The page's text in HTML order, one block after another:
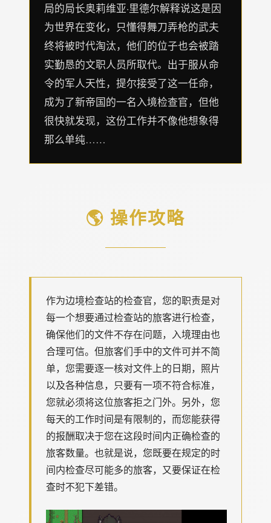
局的局长奥莉维亚·里德尔解释说这是因
为世界在变化，只懂得舞刀弄枪的武夫
终将被时代淘汰，他们的位子也会被踏
实勤恳的文职人员所取代。出于服从命
令的军人天性，提尔接受了这一任命，
成为了新帝国的一名入境检查官，但他
很快就发现，这份工作并不像他想象得
那么单纯……
🌎 操作攻略
作为边境检查站的检查官，您的职责是对
每一个想要通过检查站的旅客进行检查，
确保他们的文件不存在问题，入境理由也
合理可信。但旅客们手中的文件可并不简
单，您需要逐一核对文件上的日期，照片
以及各种信息，只要有一项不符合标准，
您就必须将这位旅客拒之门外。另外，您
每天的工作时间是有限制的，而您能获得
的报酬取决于您在这段时间内正确检查的
旅客数量。也就是说，您既要在规定的时
间内检查尽可能多的旅客，又要保证在检
查时不犯下差错。